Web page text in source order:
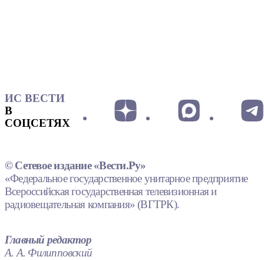
ИС ВЕСТИ
В
СОЦСЕТЯХ
© Сетевое издание «Вести.Ру»
«Федеральное государственное унитарное предприятие
Всероссийская государственная телевизионная и
радиовещательная компания» (ВГТРК).
Главный редактор
А. А. Филипповский